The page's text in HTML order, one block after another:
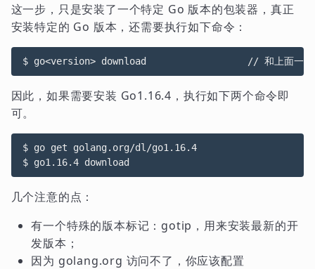
这一步，只是安装了一个特定 Go 版本的包装器，真正
安装特定的 Go 版本，还需要执行如下命令：
因此，如果需要安装 Go1.16.4，执行如下两个命令即
可。
$ go get golang.org/dl/go1.16.4
几个注意的点：
有一个特殊的版本标记：gotip，用来安装最新的开
发版本；
因为 golang.org 访问不了，你应该配置